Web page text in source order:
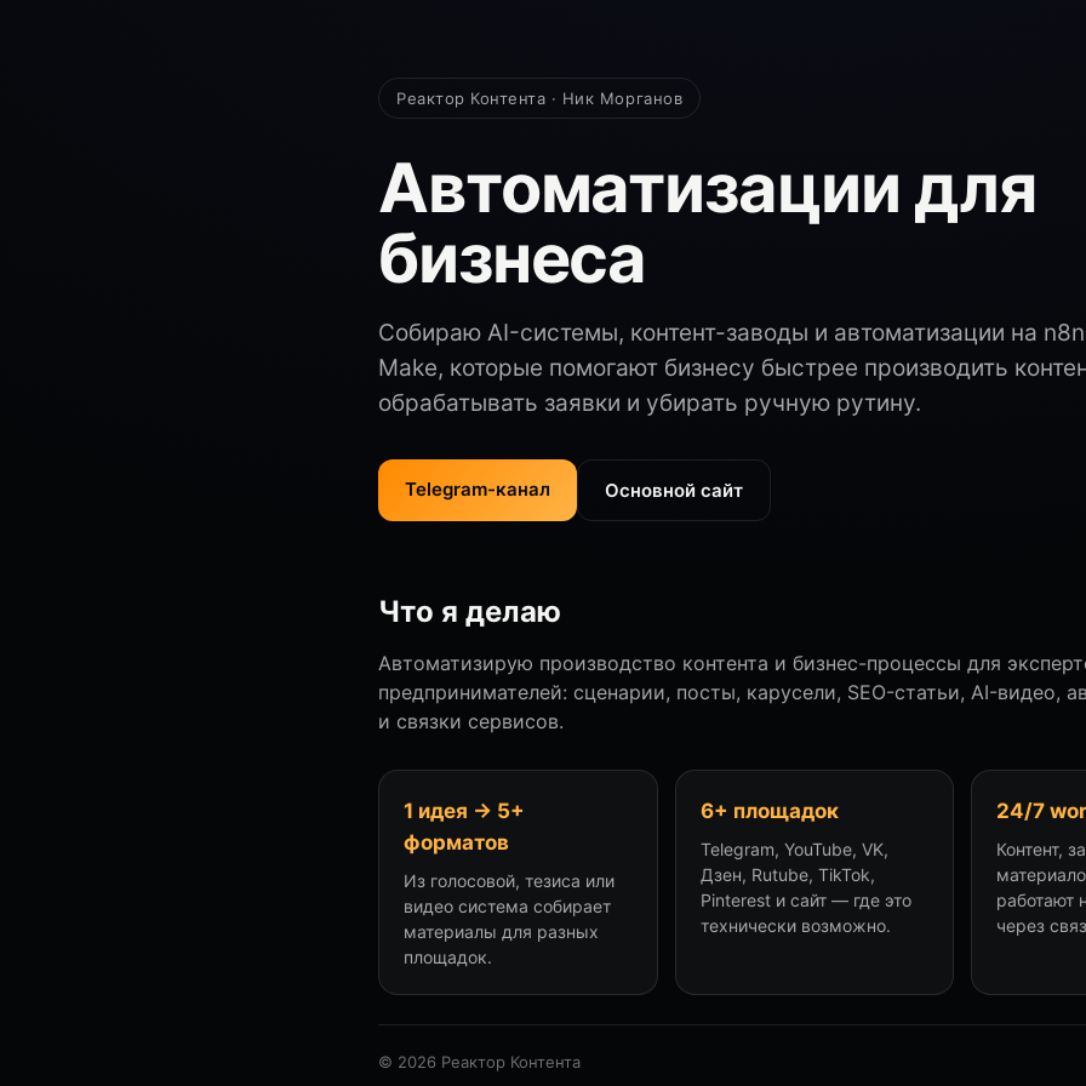
Реактор Контента · Ник Морганов
Автоматизации для
бизнеса
Собираю AI-системы, контент-заводы и автоматизации на
Make, которые помогают бизнесу быстрее производить
обрабатывать заявки и убирать ручную рутину.
Telegram-канал Основной сайт
Что я делаю
Автоматизирую производство контента и бизнес-процессы для
предпринимателей: сценарии, посты, карусели, SEO-статьи, AI-видео,
и связки сервисов.
1 идея → 5+
форматов
Из голосовой, тезиса или
видео система собирает
материалы для разных
площадок.
6+ площадок
Telegram, YouTube, VK,
Дзен, Rutube, TikTok,
Pinterest и сайт — где это
технически возможно.
24/7
Контент,
работают
через
© 2026 Реактор Контента